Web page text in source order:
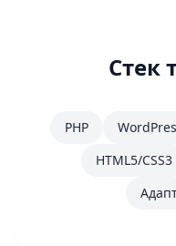
Стек
PHP
HTML5/CSS3